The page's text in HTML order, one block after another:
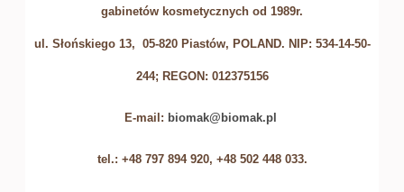
gabinetów kosmetycznych od 1989r.
ul. Słońskiego 13, 05-820 Piastów, POLAND. NIP: 534-14-50-
244; REGON: 012375156
E-mail: biomak@biomak.pl
tel.: +48 797 894 920, +48 502 448 033.